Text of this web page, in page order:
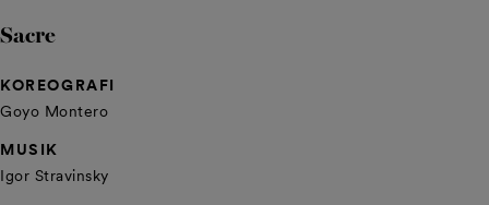
Sacre
KOREOGRAFI
Goyo Montero
MUSIK
Igor Stravinsky